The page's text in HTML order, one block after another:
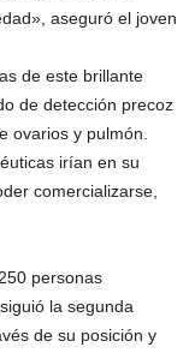
aseguró el joven
de este brillante
de detección precoz
ovarios y pulmón.
irían en su
comercializarse,
personas
la segunda
de su posición y